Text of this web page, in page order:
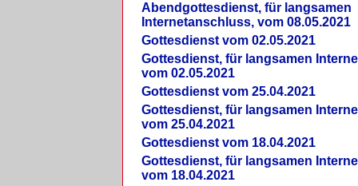
Abendgottesdienst, für langsamen
Internetanschluss, vom 08.05.2021
Gottesdienst vom 02.05.2021
Gottesdienst, für langsamen
vom 02.05.2021
Gottesdienst vom 25.04.2021
Gottesdienst, für langsamen
vom 25.04.2021
Gottesdienst vom 18.04.2021
Gottesdienst, für langsamen
vom 18.04.2021